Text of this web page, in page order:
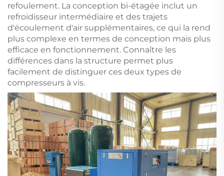
refoulement. La conception bi-étagée inclut un
refroidisseur intermédiaire et des trajets
d'écoulement d'air supplémentaires, ce qui la rend
plus complexe en termes de conception mais plus
efficace en fonctionnement. Connaître les
différences dans la structure permet plus
facilement de distinguer ces deux types de
compresseurs à vis.